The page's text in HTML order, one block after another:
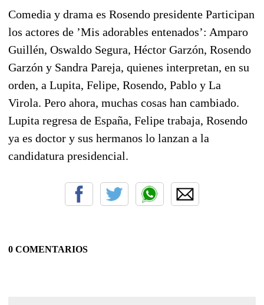
Comedia y drama es Rosendo presidente Participan
los actores de ’Mis adorables entenados’: Amparo
Guillén, Oswaldo Segura, Héctor Garzón, Rosendo
Garzón y Sandra Pareja, quienes interpretan, en su
orden, a Lupita, Felipe, Rosendo, Pablo y La
Virola. Pero ahora, muchas cosas han cambiado.
Lupita regresa de España, Felipe trabaja, Rosendo
ya es doctor y sus hermanos lo lanzan a la
candidatura presidencial.
0 COMENTARIOS